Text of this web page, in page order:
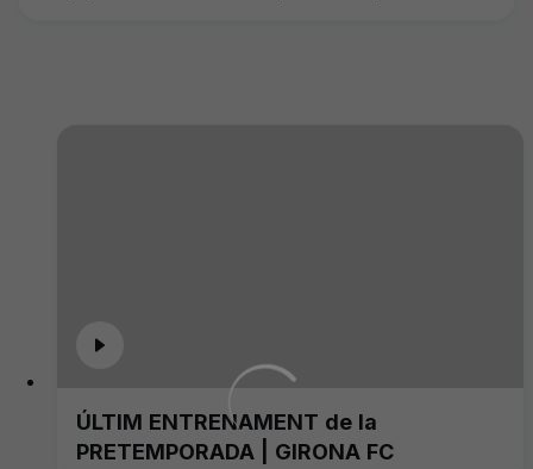
ÚLTIM ENTRENAMENT de la
PRETEMPORADA | GIRONA FC